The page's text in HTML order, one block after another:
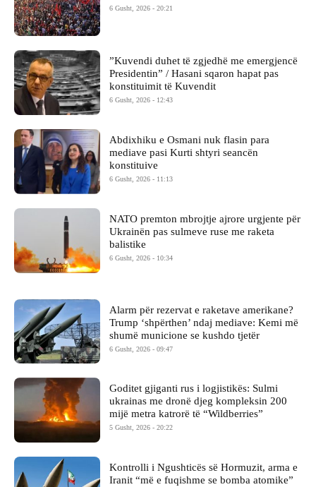
6 Gusht, 2026 - 20:21
​”Kuvendi duhet të zgjedhë me emergjencë
Presidentin” / Hasani sqaron hapat pas
konstituimit të Kuvendit
6 Gusht, 2026 - 12:43
Abdixhiku e Osmani nuk flasin para
mediave pasi Kurti shtyri seancën
konstituive
6 Gusht, 2026 - 11:13
NATO premton mbrojtje ajrore urgjente për
Ukrainën pas sulmeve ruse me raketa
balistike
6 Gusht, 2026 - 10:34
Alarm për rezervat e raketave amerikane?
Trump ‘shpërthen’ ndaj mediave: Kemi më
shumë municione se kushdo tjetër
6 Gusht, 2026 - 09:47
Goditet gjiganti rus i logjistikës: Sulmi
ukrainas me dronë djeg kompleksin 200
mijë metra katrorë të “Wildberries”
5 Gusht, 2026 - 20:22
Kontrolli i Ngushticës së Hormuzit, arma e
Iranit “më e fuqishme se bomba atomike”